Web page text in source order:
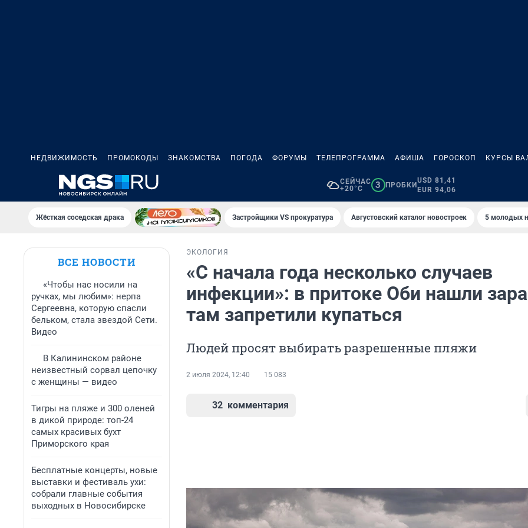
НЕДВИЖИМОСТЬ ПРОМОКОДЫ ЗНАКОМСТВА ПОГОДА ФОРУМЫ ТЕЛЕПРОГРАММА АФИША ГОРОСКОП КУРСЫ
СЕЙЧАС
+20°C
3 ПРОБКИ
USD 81,41
EUR 94,06
Жёсткая соседская драка Застройщики VS прокуратура Августовский каталог новостроек 5 молодых
ВСЕ НОВОСТИ
«Чтобы нас носили на
ручках, мы любим»: нерпа
Сергеевна, которую спасли
бельком, стала звездой Сети.
Видео
В Калининском районе
неизвестный сорвал цепочку
с женщины — видео
Тигры на пляже и 300 оленей
в дикой природе: топ-24
самых красивых бухт
Приморского края
Бесплатные концерты, новые
выставки и фестиваль ухи:
собрали главные события
выходных в Новосибирске
ЭКОЛОГИЯ
«С начала года несколько случаев
инфекции»: в притоке Оби нашли
там запретили купаться
Людей просят выбирать разрешенные пляжи
2 июля 2024, 12:40 15 083
32 комментария